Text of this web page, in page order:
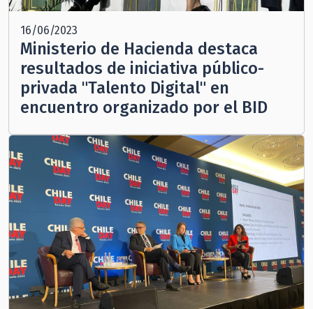
16/06/2023
Ministerio de Hacienda destaca
resultados de iniciativa público-
privada "Talento Digital" en
encuentro organizado por el BID